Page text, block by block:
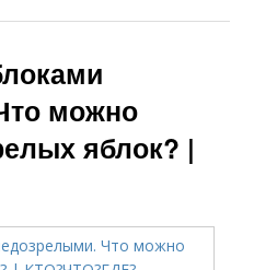
можно
яблок? |